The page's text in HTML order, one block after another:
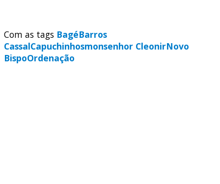
Com as tags BagéBarros
CassalCapuchinhosmonsenhor CleonirNovo
BispoOrdenação